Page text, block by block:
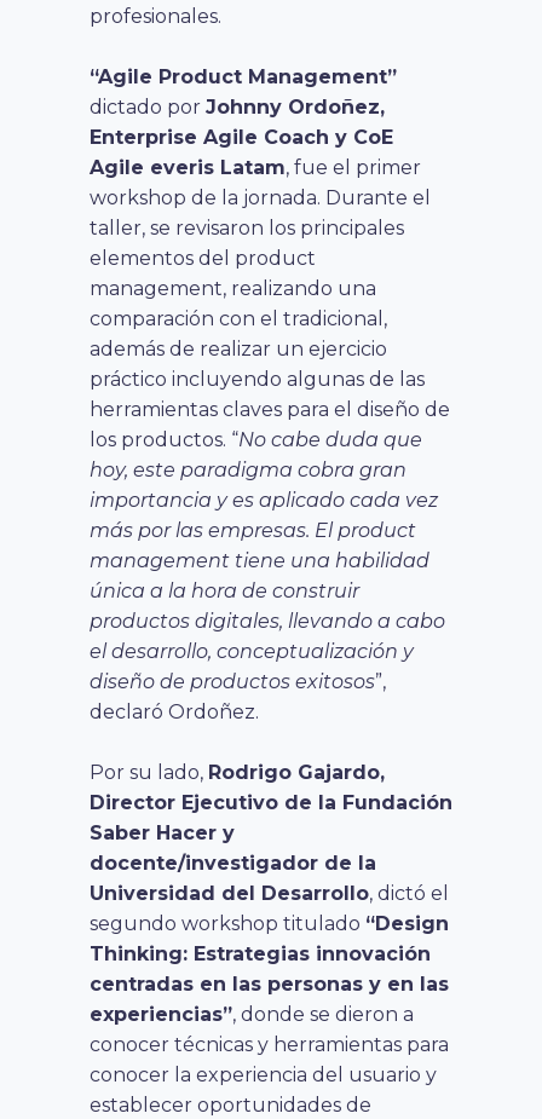
profesionales.
“Agile Product Management”
dictado por Johnny Ordoñez,
Enterprise Agile Coach y CoE
Agile everis Latam, fue el primer
workshop de la jornada. Durante el
taller, se revisaron los principales
elementos del product
management, realizando una
comparación con el tradicional,
además de realizar un ejercicio
práctico incluyendo algunas de las
herramientas claves para el diseño de
los productos. “No cabe duda que
hoy, este paradigma cobra gran
importancia y es aplicado cada vez
más por las empresas. El product
management tiene una habilidad
única a la hora de construir
productos digitales, llevando a cabo
el desarrollo, conceptualización y
diseño de productos exitosos”,
declaró Ordoñez.
Por su lado, Rodrigo Gajardo,
Director Ejecutivo de la Fundación
Saber Hacer y
docente/investigador de la
Universidad del Desarrollo, dictó el
segundo workshop titulado “Design
Thinking: Estrategias innovación
centradas en las personas y en las
experiencias”, donde se dieron a
conocer técnicas y herramientas para
conocer la experiencia del usuario y
establecer oportunidades de